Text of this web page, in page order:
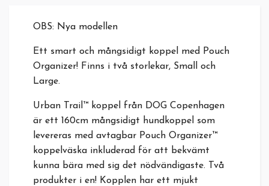
OBS: Nya modellen
Ett smart och mångsidigt koppel med Pouch
Organizer! Finns i två storlekar, Small och
Large.
Urban Trail™ koppel från DOG Copenhagen
är ett 160cm mångsidigt hundkoppel som
levereras med avtagbar Pouch Organizer™
koppelväska inkluderad för att bekvämt
kunna bära med sig det nödvändigaste. Två
produkter i en! Kopplen har ett mjukt